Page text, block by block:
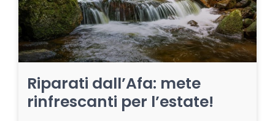
Riparati dall’Afa: mete
rinfrescanti per l’estate!